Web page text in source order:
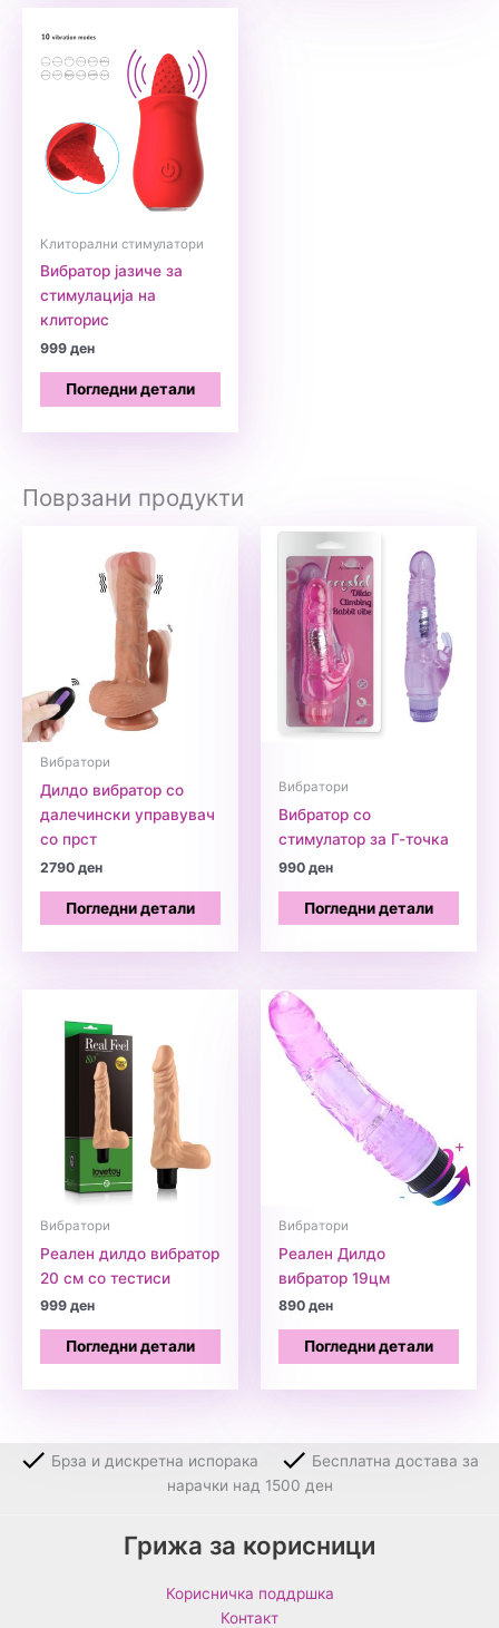
Клиторални стимулатори
Вибратор јазиче за
стимулација на
клиторис
999ден
Погледни детали
Поврзани продукти
Вибратори
Дилдо вибратор со
далечински управувач
со прст
2790ден
Погледни детали
Вибратори
Вибратор со
стимулатор за Г-точка
990ден
Погледни детали
Вибратори
Реален дилдо вибратор
20 см со тестиси
999ден
Погледни детали
Вибратори
Реален Дилдо
вибратор 19цм
890ден
Погледни детали
Брза и дискретна испорака
Бесплатна достава за
нарачки над 1500 ден
Грижа за корисници
Корисничка поддршка
Контакт